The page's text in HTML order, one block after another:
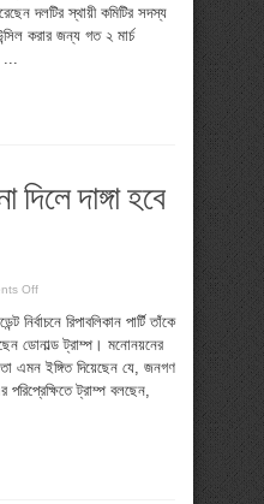
পেয়েছে
বিএনপি
দলটির স্থায়ী কমিটির সদস্য
করার জন্য গত ২ মার্চ
...
দাঙ্গা হবে
Offon
মনোনয়ন
না
দিলে
দাঙ্গা
হবে
:
ট্রাম্প
নির্বাচনে রিপাবলিকান পার্টি তাঁকে
ডোনাল্ড ট্রাম্প। মনোনয়নের
এমন ইঙ্গিত দিয়েছেন যে, জনগণ
ট্রাম্প বলছেন,